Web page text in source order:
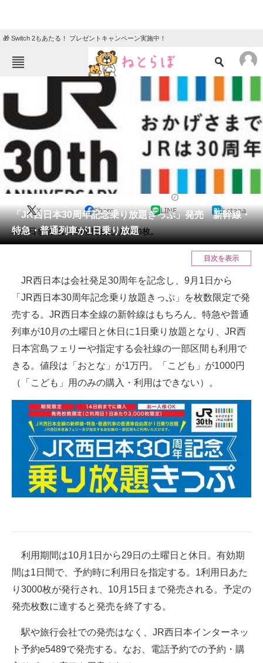
🎁 Switch 2もあたる！ プレゼントキャンペーン実施中！
ねとらぼメニュー
ニュース
エンタメ クイズ
グルメ 地域
住まい
動物
会員記事
メディア
ITの今と未来を見通す
スマホと通信の最新トレンド
進化するPCとデバイスの未来
好きが集まる 比べて選べる
ビジネスと働き方のヒント
AI活用のいまが分かる
企業ITのトレンドを詳説
経営リーダーのコミュニティ
マーケ×ITの今がよく分かる
IT製品の技術・比較・事例
製造業のIT導入・活用を支援
「JR西日本30周年記念乗り放題きっぷ」発売 新幹線・
特急・普通列車が1日乗り放題
X Share LINE hatena
利用日を指定。1利用日あたり3000枚。
目次を表示
JR西日本は会社発足30周年を記念し、9月1日から
「JR西日本30周年記念乗り放題きっぷ」を枚数限定で発
売する。JR西日本全線の新幹線はもちろん、特急や普通
列車が10月の土曜日と休日に1日乗り放題となり、JR西
日本宮島フェリーや指定する会社線の一部区間も利用で
きる。値段は「おとな」が1万円。「こども」が1000円
（「こども」用のみの購入・利用はできない）。
利用期間は10月1日から29日の土曜日と休日。有効期
間は1日間で、予約時に利用日を指定する。1利用日あた
り3000枚が発行され、10月15日まで発売される。予定の
発売枚数に達すると発売を終了する。
駅や旅行会社での発売はなく、JR西日本インターネッ
ト予約e5489で発売する。なお、電話予約での予約・購